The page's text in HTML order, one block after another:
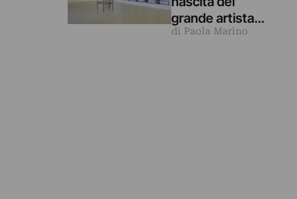
grande artista
Vincenzo Agnetti
di Paola Marino